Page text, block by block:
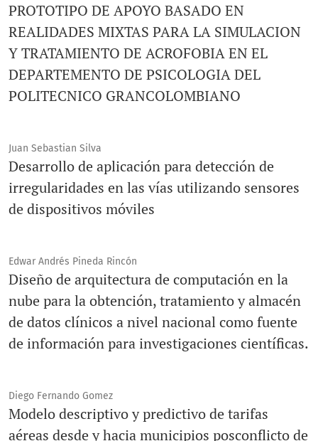
PROTOTIPO DE APOYO BASADO EN
REALIDADES MIXTAS PARA LA SIMULACION
Y TRATAMIENTO DE ACROFOBIA EN EL
DEPARTEMENTO DE PSICOLOGIA DEL
POLITECNICO GRANCOLOMBIANO
Juan Sebastian Silva
Desarrollo de aplicación para detección de
irregularidades en las vías utilizando sensores
de dispositivos móviles
Edwar Andrés Pineda Rincón
Diseño de arquitectura de computación en la
nube para la obtención, tratamiento y almacén
de datos clínicos a nivel nacional como fuente
de información para investigaciones científicas.
Diego Fernando Gomez
Modelo descriptivo y predictivo de tarifas
aéreas desde y hacia municipios posconflicto de